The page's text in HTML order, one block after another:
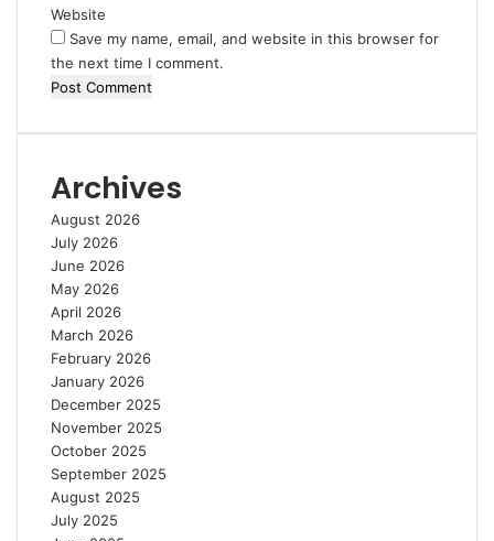
Website
Save my name, email, and website in this browser for
the next time I comment.
Archives
August 2026
July 2026
June 2026
May 2026
April 2026
March 2026
February 2026
January 2026
December 2025
November 2025
October 2025
September 2025
August 2025
July 2025